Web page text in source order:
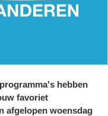
hebben
favoriet
afgelopen woensdag